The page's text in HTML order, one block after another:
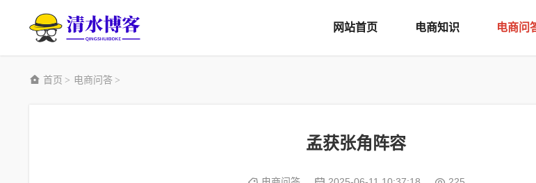
网站首页 电商知识 电商问
首页 > 电商问答 >
孟获张角阵容